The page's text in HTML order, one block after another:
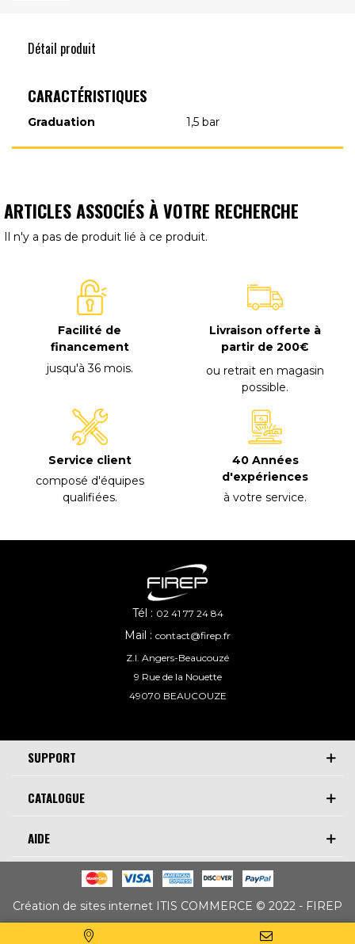
Détail produit
CARACTÉRISTIQUES
Graduation 1,5 bar
ARTICLES ASSOCIÉS À VOTRE RECHERCHE
Il n'y a pas de produit lié à ce produit.
Facilité de
financement
jusqu'à 36 mois.
Livraison offerte à
partir de 200€
ou retrait en magasin
possible.
Service client
composé d'équipes
qualifiées.
40 Années
d'expériences
à votre service.
AIDE
CATALOGUE
SUPPORT
Tél : 02 41 77 24 84
Mail : contact@firep.fr
Z.I. Angers-Beaucouzé
9 Rue de la Nouette
49070 BEAUCOUZE
Création de sites internet ITIS COMMERCE © 2022 - FIREP